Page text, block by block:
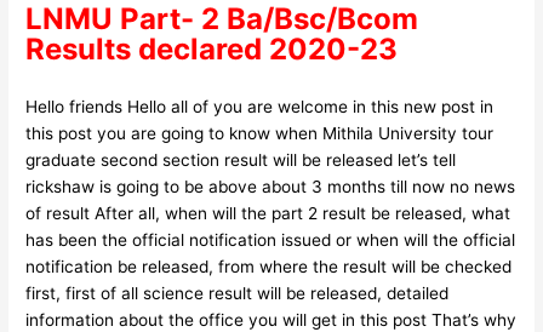
LNMU Part- 2 Ba/Bsc/Bcom
Results declared 2020-23
Hello friends Hello all of you are welcome in this new post in
this post you are going to know when Mithila University tour
graduate second section result will be released let’s tell
rickshaw is going to be above about 3 months till now no news
of result After all, when will the part 2 result be released, what
has been the official notification issued or when will the official
notification be released, from where the result will be checked
first, first of all science result will be released, detailed
information about the office you will get in this post That’s why